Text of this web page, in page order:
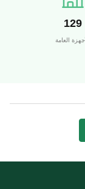
129
العامة